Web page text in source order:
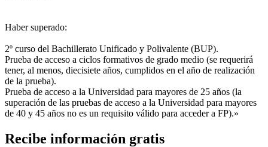
Haber superado:
2º curso del Bachillerato Unificado y Polivalente (BUP).
Prueba de acceso a ciclos formativos de grado medio (se requerirá
tener, al menos, diecisiete años, cumplidos en el año de realización
de la prueba).
Prueba de acceso a la Universidad para mayores de 25 años (la
superación de las pruebas de acceso a la Universidad para mayores
de 40 y 45 años no es un requisito válido para acceder a FP).»
Recibe información gratis